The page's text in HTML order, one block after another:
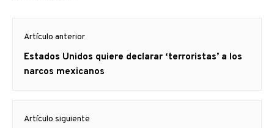
de
entradas
Artículo anterior
Artículo
anterior
Estados Unidos quiere declarar ‘terroristas’ a los
narcos mexicanos
Artículo siguiente